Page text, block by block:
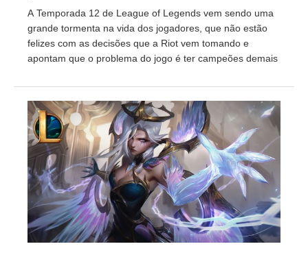
A Temporada 12 de League of Legends vem sendo uma
grande tormenta na vida dos jogadores, que não estão
felizes com as decisões que a Riot vem tomando e
apontam que o problema do jogo é ter campeões demais